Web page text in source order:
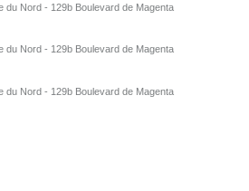
du Nord - 129b Boulevard de Magenta
du Nord - 129b Boulevard de Magenta
du Nord - 129b Boulevard de Magenta